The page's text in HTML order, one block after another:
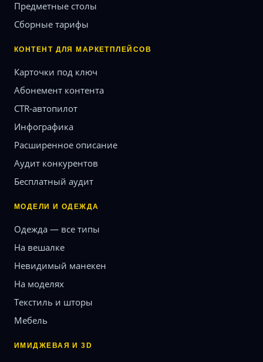
Предметные столы
Сборные тарифы
КОНТЕНТ ДЛЯ МАРКЕТПЛЕЙСОВ
Карточки под ключ
Абонемент контента
CTR-автопилот
Инфографика
Расширенное описание
Аудит конкурентов
Бесплатный аудит
МОДЕЛИ И ОДЕЖДА
Одежда — все типы
На вешалке
Невидимый манекен
На моделях
Текстиль и шторы
Мебель
ИМИДЖЕВАЯ И 3D